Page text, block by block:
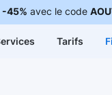
45% avec le code
Tarifs